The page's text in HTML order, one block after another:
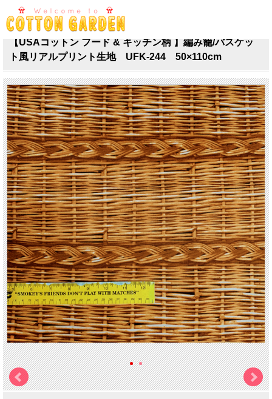
TOP > from U.S.A. [ 一 覧 ] > フード ＆ キッチン
【USAコットン フード & キッチン柄 】編み籠/バスケッ
ト風リアルプリント生地 UFK-244 50×110cm